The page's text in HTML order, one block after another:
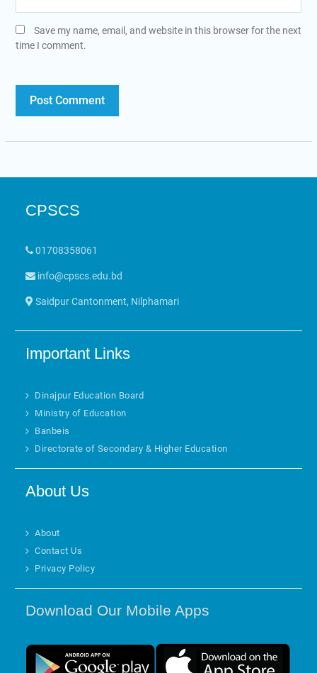
Save my name, email, and website in this browser for the next
time I comment.
CPSCS
01708358061
info@cpscs.edu.bd
Saidpur Cantonment, Nilphamari
Important Links
Dinajpur Education Board
Ministry of Education
Banbeis
Directorate of Secondary & Higher Education
About Us
About
Contact Us
Privacy Policy
Download Our Mobile Apps